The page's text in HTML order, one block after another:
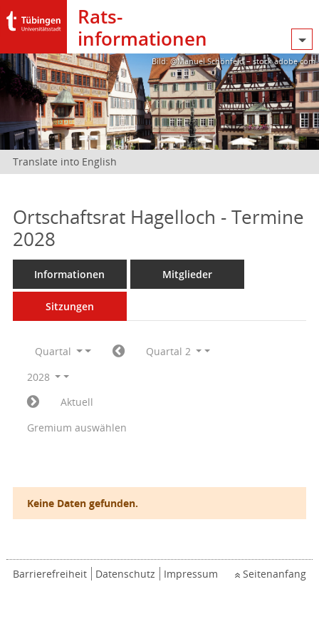
Rats­
informationen
Bild: @Manuel Schönfeld – stock.adobe.com
Translate into English
Ortschaftsrat Hagelloch - Termine
2028
Informationen Mitglieder
Sitzungen
Quartal
Quartal 2
2028
Aktuell
Gremium auswählen
Keine Daten gefunden.
Barrierefreiheit Datenschutz Impressum Seitenanfang